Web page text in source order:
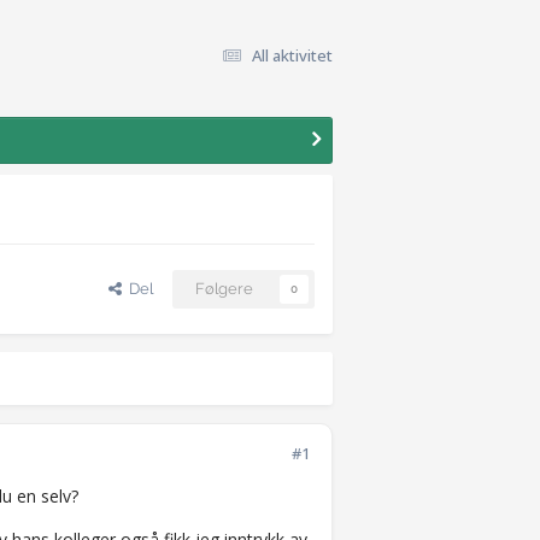
All aktivitet
Del Følgere 0
#1
en selv?